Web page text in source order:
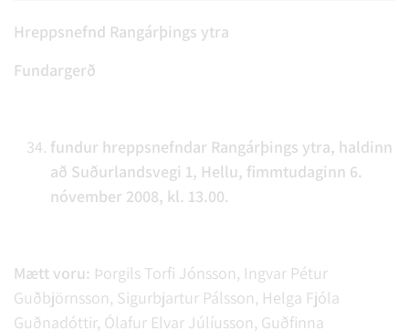
Hreppsnefnd Rangárþings ytra
Fundargerð
fundur hreppsnefndar Rangárþings ytra, haldinn
að Suðurlandsvegi 1, Hellu, fimmtudaginn 6.
nóvember 2008, kl. 13.00.
Mætt voru: Þorgils Torfi Jónsson, Ingvar Pétur
Guðbjörnsson, Sigurbjartur Pálsson, Helga Fjóla
Guðnadóttir, Ólafur Elvar Júlíusson, Guðfinna